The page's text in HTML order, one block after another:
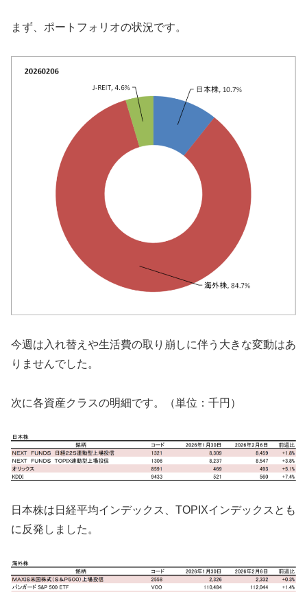
まず、ポートフォリオの状況です。
今週は入れ替えや生活費の取り崩しに伴う大きな変動はあ
りませんでした。
次に各資産クラスの明細です。（単位：千円）
日本株は日経平均インデックス、TOPIXインデックスとも
に反発しました。